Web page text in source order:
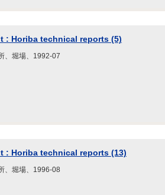
: Horiba technical reports (5)
、堀場、1992-07
: Horiba technical reports (13)
、堀場、1996-08